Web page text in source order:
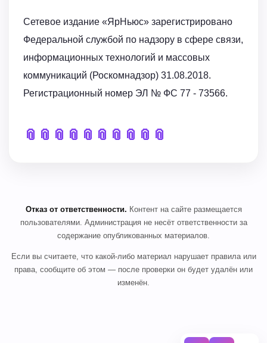
Сетевое издание «ЯрНьюс» зарегистрировано
Федеральной службой по надзору в сфере связи,
информационных технологий и массовых
коммуникаций (Роскомнадзор) 31.08.2018.
Регистрационный номер ЭЛ № ФС 77 - 73566.
📎 📎 📎 📎 📎 📎 📎 📎 📎 📎
Отказ от ответственности. Контент на сайте размещается
пользователями. Администрация не несёт ответственности за
содержание опубликованных материалов.
Если вы считаете, что какой-либо материал нарушает правила или
права, сообщите об этом — после проверки он будет удалён или
изменён.